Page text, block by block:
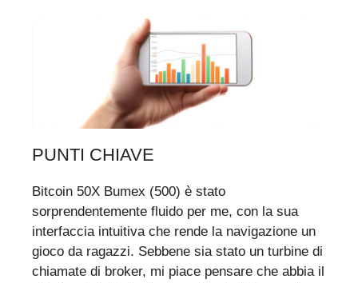
PUNTI CHIAVE
Bitcoin 50X Bumex (500) è stato
sorprendentemente fluido per me, con la sua
interfaccia intuitiva che rende la navigazione un
gioco da ragazzi. Sebbene sia stato un turbine di
chiamate di broker, mi piace pensare che abbia il